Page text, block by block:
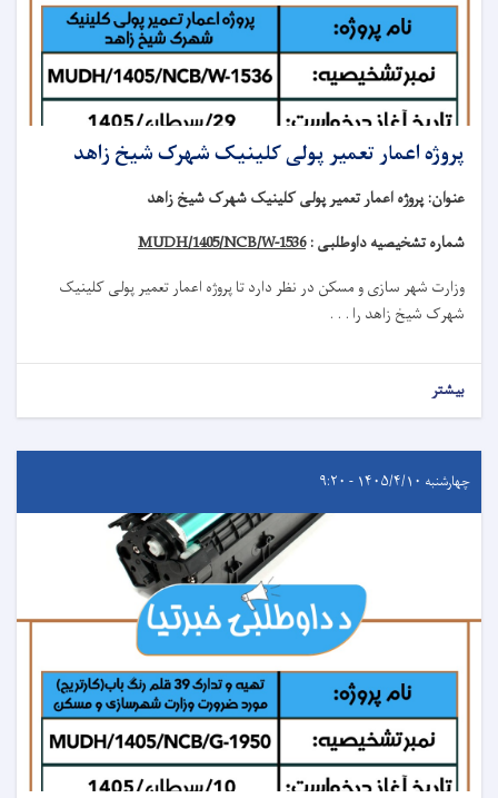
پروژه اعمار تعمیر پولی کلینیک شهرک شیخ زاهد
عنوان: پروژه اعمار تعمیر پولی کلینیک شهرک شیخ زاهد
شماره تشخیصیه داوطلبی :MUDH/1405/NCB/W-1536
وزارت شهر سازی و مسکن در نظر دارد تاپروژه اعمار تعمیرپولی کلینیک
شهرک شیخ زاهد را . . .
بیشتر
چهارشنبه ۱۴۰۵/۴/۱۰ - ۹:۲۰